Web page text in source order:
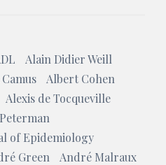
Alain Didier Weill
Albert Cohen
Alexis de Tocqueville
of Epidemiology
Green
André Malraux